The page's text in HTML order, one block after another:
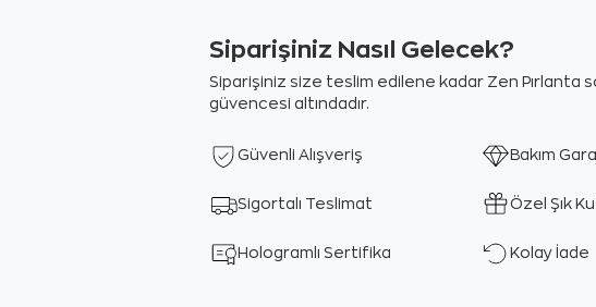
Siparişiniz Nasıl Gelecek?
Siparişiniz size teslim edilene kadar Zen Pırlanta
güvencesi altındadır.
Güvenli Alışveriş Bakım
Sigortalı Teslimat Özel Şık
Hologramlı Sertifika Kolay İade